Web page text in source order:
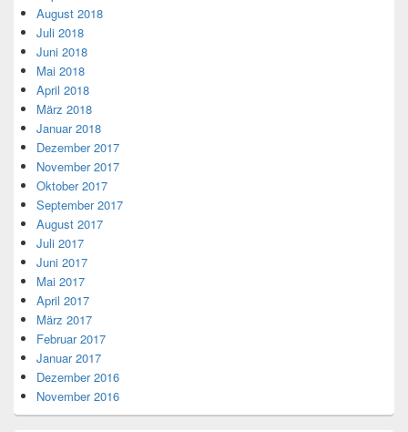
August 2018
Juli 2018
Juni 2018
Mai 2018
April 2018
März 2018
Januar 2018
Dezember 2017
November 2017
Oktober 2017
September 2017
August 2017
Juli 2017
Juni 2017
Mai 2017
April 2017
März 2017
Februar 2017
Januar 2017
Dezember 2016
November 2016